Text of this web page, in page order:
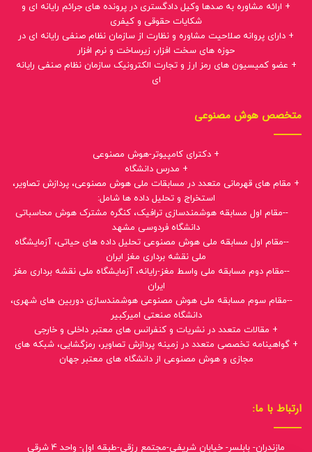
+ ارائه مشاوره به صدها وکیل دادگستری در پرونده های جرائم رایانه ای و
شکایات حقوقی و کیفری
+ دارای پروانه صلاحیت مشاوره و نظارت از سازمان نظام صنفی رایانه ای در
حوزه های سخت افزار، زیرساخت و نرم افزار
+ عضو کمیسیون های رمز ارز و تجارت الکترونیک سازمان نظام صنفی رایانه
ای
متخصص هوش مصنوعی
+ دکترای کامپیوتر-هوش مصنوعی
+ مدرس دانشگاه
+ مقام های قهرمانی متعدد در مسابقات ملی هوش مصنوعی، پردازش تصاویر،
استخراج و تحلیل داده ها شامل:
--مقام اول مسابقه هوشمندسازی ترافیک، کنگره مشترک هوش محاسباتی
دانشگاه فردوسی مشهد
--مقام اول مسابقه ملی هوش مصنوعی تحلیل داده های حیاتی، آزمایشگاه
ملی نقشه برداری مغز ایران
--مقام دوم مسابقه ملی واسط مغز-رایانه، آزمایشگاه ملی نقشه برداری مغز
ایران
--مقام سوم مسابقه ملی هوش مصنوعی هوشمندسازی دوربین های شهری،
دانشگاه صنعتی امیرکبیر
+ مقالات متعدد در نشریات و کنفرانس های معتبر داخلی و خارجی
+ گواهینامه تخصصی متعدد در زمینه پردازش تصاویر، رمزگشایی، شبکه های
مجازی و هوش مصنوعی از دانشگاه های معتبر جهان
ارتباط با ما:
مازندران- بابلسر- خیابان شریفی-مجتمع رزقی-طبقه اول- واحد 4 شرقی